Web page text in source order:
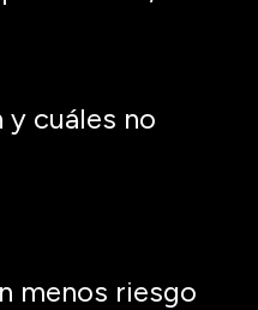
cuáles no
menos riesgo